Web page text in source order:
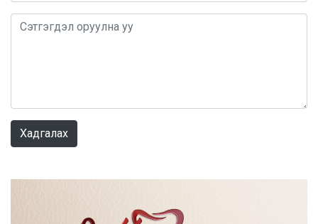
Хадгалах